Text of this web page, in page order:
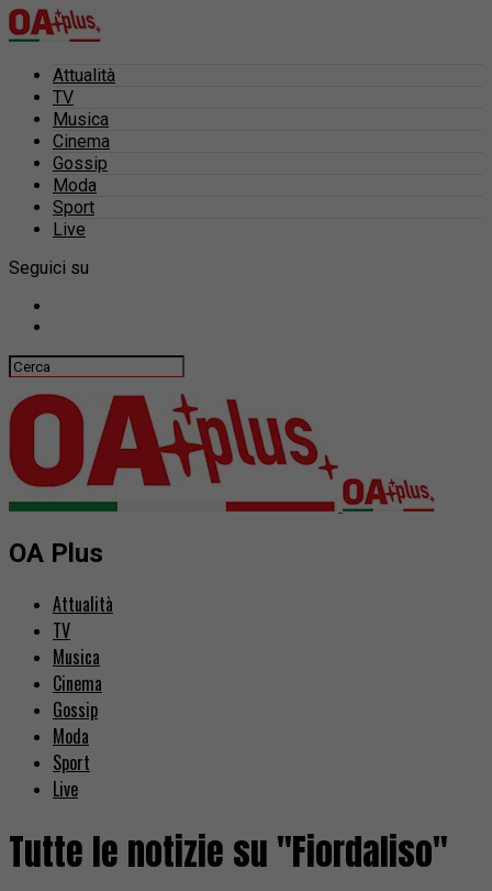
Attualità
TV
Musica
Cinema
Gossip
Moda
Sport
Live
Seguici su
OA Plus
Attualità
TV
Musica
Cinema
Gossip
Moda
Sport
Live
Tutte le notizie su "Fiordaliso"